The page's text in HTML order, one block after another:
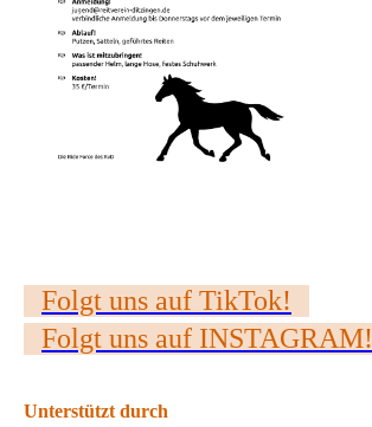
Folgt uns auf TikTok!
Folgt uns auf INSTAGRAM!
Unterstützt durch